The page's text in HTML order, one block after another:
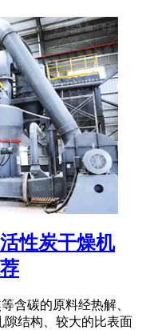
性炭干燥机
含碳的原料经热解、
结构、较大的比表面